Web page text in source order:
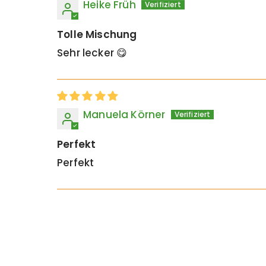
Heike Früh
Tolle Mischung
Sehr lecker 😋
Manuela Körner
Perfekt
Perfekt